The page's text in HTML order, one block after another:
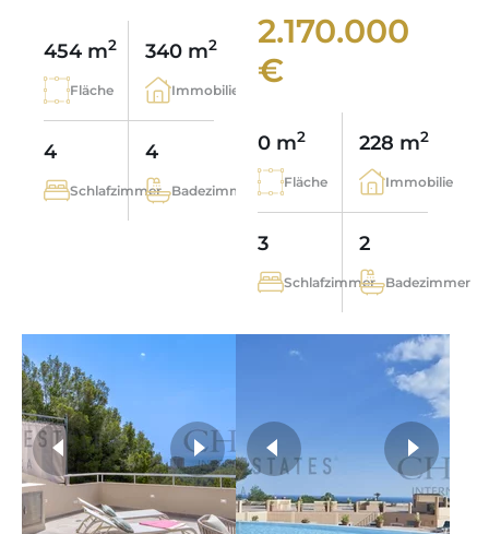
454 m2
Fläche
340 m2
Immobilie
4
Schlafzimmer
4
Badezimmer
2.170.000
€
0 m2
Fläche
228 m2
Immobilie
3
Schlafzimmer
2
Badezimmer
weitere Fotos